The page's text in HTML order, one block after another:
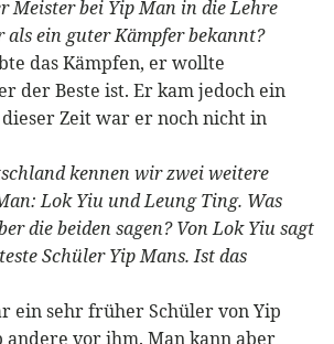
Meister bei Yip Man in die Lehre
als ein guter Kämpfer bekannt?
das Kämpfen, er wollte
der Beste ist. Er kam jedoch ein
Zeit war er noch nicht in
kennen wir zwei weitere
Lok Yiu und Leung Ting. Was
die beiden sagen? Von Lok Yiu sagt
Schüler Yip Mans. Ist das
ein sehr früher Schüler von Yip
andere vor ihm. Man kann aber